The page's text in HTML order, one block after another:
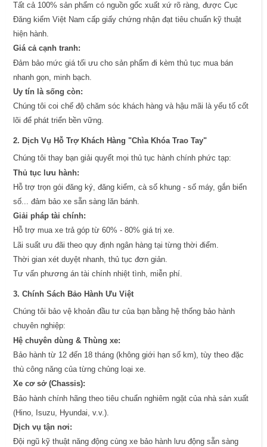
Tất cả 100% sản phẩm có nguồn gốc xuất xứ rõ ràng, được Cục
Đăng kiểm Việt Nam cấp giấy chứng nhận đạt tiêu chuẩn kỹ thuật
hiện hành.
Giá cả cạnh tranh:
Đảm bảo mức giá tối ưu cho sản phẩm đi kèm thủ tục mua bán
nhanh gọn, minh bạch.
Uy tín là sống còn:
Chúng tôi coi chế độ chăm sóc khách hàng và hậu mãi là yếu tố cốt
lõi để phát triển bền vững.
2. Dịch Vụ Hỗ Trợ Khách Hàng "Chìa Khóa Trao Tay"
Chúng tôi thay bạn giải quyết mọi thủ tục hành chính phức tạp:
Thủ tục lưu hành:
Hỗ trợ trọn gói đăng ký, đăng kiểm, cà số khung - số máy, gắn biển
số... đảm bảo xe sẵn sàng lăn bánh.
Giải pháp tài chính:
Hỗ trợ mua xe trả góp từ 60% - 80% giá trị xe.
Lãi suất ưu đãi theo quy định ngân hàng tại từng thời điểm.
Thời gian xét duyệt nhanh, thủ tục đơn giản.
Tư vấn phương án tài chính nhiệt tình, miễn phí.
3. Chính Sách Bảo Hành Ưu Việt
Chúng tôi bảo vệ khoản đầu tư của bạn bằng hệ thống bảo hành
chuyên nghiệp:
Hệ chuyên dùng & Thùng xe:
Bảo hành từ 12 đến 18 tháng (không giới hạn số km), tùy theo đặc
thù công năng của từng chủng loại xe.
Xe cơ sở (Chassis):
Bảo hành chính hãng theo tiêu chuẩn nghiêm ngặt của nhà sản xuất
(Hino, Isuzu, Hyundai, v.v.).
Dịch vụ tận nơi:
Đội ngũ kỹ thuật năng động cùng xe bảo hành lưu động sẵn sàng